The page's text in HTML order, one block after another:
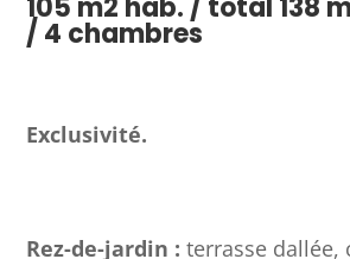
105 m2 hab. / total 138
/ 4 chambres
Exclusivité.
Rez-de-jardin : terrasse dallée,